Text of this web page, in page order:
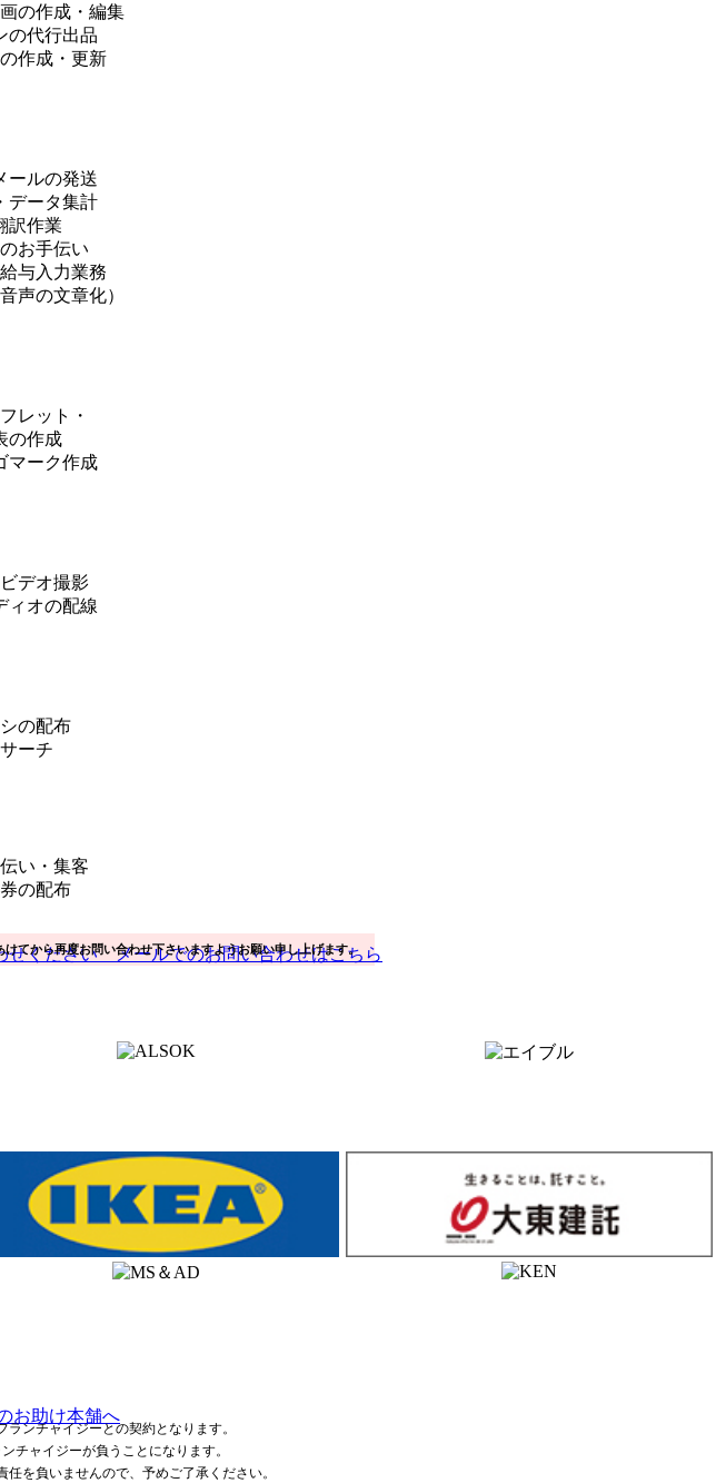
の作成・編集
の代行出品
作成・更新
ールの発送
データ集計
訳作業
お手伝い
与入力業務
声の文章化）
レット・
の作成
マーク作成
デオ撮影
ィオの配線
の配布
ーチ
い・集客
の配布
てから再度お問い合わせ下さいますようお願い申し上げます。
ランチャイジーとの契約となります。
チャイジーが負うことになります。
任を負いませんので、予めご了承ください。